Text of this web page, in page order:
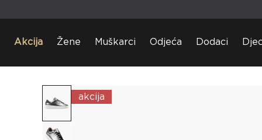
Akcija Žene Muškarci Odjeća Dodaci
akcija